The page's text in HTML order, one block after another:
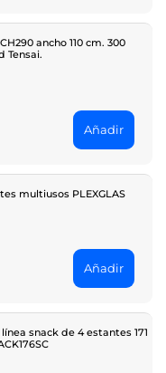
ancho 110 cm. 300
Tensai.
Añadir
multiusos PLEXGLAS
Añadir
snack de 4 estantes 171